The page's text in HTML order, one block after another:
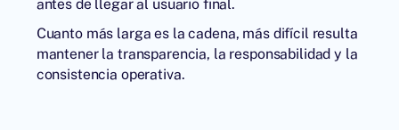
antes de llegar al usuario final.
Cuanto más larga es la cadena, más difícil resulta
mantener la transparencia, la responsabilidad y la
consistencia operativa.